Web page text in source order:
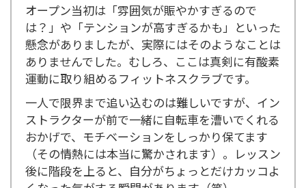
オープン当初は「雰囲気が賑やかすぎるので
は？」や「テンションが高すぎるかも」といった
懸念がありましたが、実際にはそのようなことは
ありませんでした。むしろ、ここは真剣に有酸素
運動に取り組めるフィットネスクラブです。
一人で限界まで追い込むのは難しいですが、イン
ストラクターが前で一緒に自転車を漕いでくれる
おかげで、モチベーションをしっかり保てます
（その情熱には本当に驚かされます）。レッスン
後に階段を上ると、自分がちょっとだけカッコよ